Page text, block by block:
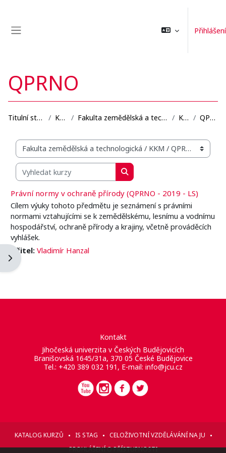
Přihlášení
Otevřít panel bloku
QPRNO
Titulní stránka Kurzy Fakulta zemědělská a technologická KKM QPRNO
Organizační struktura kurzů
Vyhledat kurzy
Vyhledat kurzy
Právní normy v ochraně přírody (QPRNO - 2019 - LS)
Cílem výuky tohoto předmětu je seznámení s právními
normami vztahujícími se k zemědělskému, lesnímu a vodnímu
hospodářství, ochraně přírody a krajiny, včetně prováděcích
vyhlášek.
Učitel: Vladimír Hanzal
Kontakt
Jihočeská univerzita v Českých Budějovicích
Branišovská 1645/31a, 370 05 České Budějovice
Tel.: +420 389 032 191, E-mail: info@jcu.cz
KATALOG KURZŮ IS STAG
CELOŽIVOTNÍ VZDĚLÁVÁNÍ NA JU
PROHLÁŠENÍ O PŘÍSTUPNOSTI